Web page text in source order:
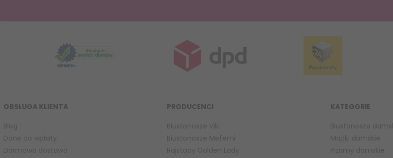
OBSŁUGA KLIENTA
Blog
Dane do wpłaty
Darmowa dostawa
PRODUCENCI
Biustonosze Viki
Biustonosze Mefemi
Rajstopy Golden Lady
KATEGORIE
Biustonosze
Majtki damskie
Piżamy damskie